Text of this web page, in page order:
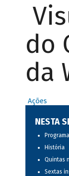
do
da
Ações
NESTA
História
Quintas
Sextas